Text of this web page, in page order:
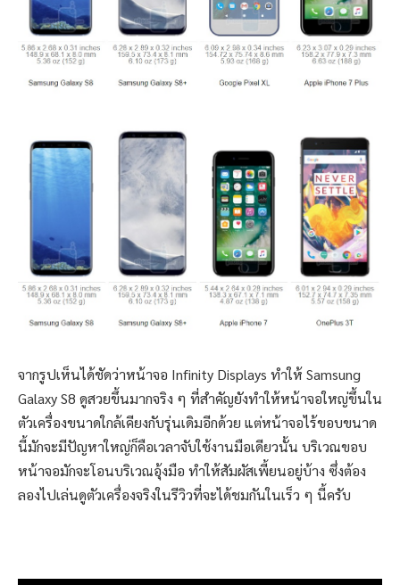
จากรูปเห็นได้ชัดว่าหน้าจอ Infinity Displays ทำให้ Samsung
Galaxy S8 ดูสวยขึ้นมากจริง ๆ ที่สำคัญยังทำให้หน้าจอใหญ่ขึ้นใน
ตัวเครื่องขนาดใกล้เคียงกับรุ่นเดิมอีกด้วย แต่หน้าจอไร้ขอบขนาด
นี้มักจะมีปัญหาใหญ่ก็คือเวลาจับใช้งานมือเดียวนั้น บริเวณขอบ
หน้าจอมักจะโอนบริเวณอุ้งมือ ทำให้สัมผัสเพี้ยนอยู่บ้าง ซึ่งต้อง
ลองไปเล่นดูตัวเครื่องจริงในรีวิวที่จะได้ชมกันในเร็ว ๆ นี้ครับ